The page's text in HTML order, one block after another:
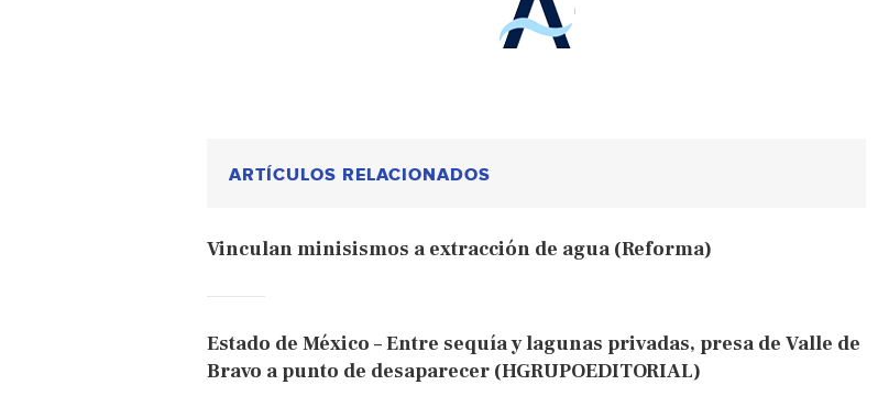
ARTÍCULOS RELACIONADOS
Vinculan minisismos a extracción de agua (Reforma)
Estado de México – Entre sequía y lagunas privadas, presa de Valle de
Bravo a punto de desaparecer (HGRUPOEDITORIAL)